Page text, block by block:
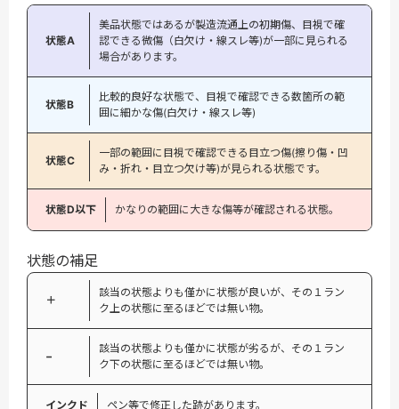
状態A
美品状態ではあるが製造流通上の初期傷、目視で確
認できる微傷（白欠け・線スレ等)が一部に見られる
場合があります。
状態B
比較的良好な状態で、目視で確認できる数箇所の範
囲に細かな傷(白欠け・線スレ等)
状態C
一部の範囲に目視で確認できる目立つ傷(擦り傷・凹
み・折れ・目立つ欠け等)が見られる状態です。
状態D以下 かなりの範囲に大きな傷等が確認される状態。
状態の補足
＋
該当の状態よりも僅かに状態が良いが、その１ラン
ク上の状態に至るほどでは無い物。
−
該当の状態よりも僅かに状態が劣るが、その１ラン
ク下の状態に至るほどでは無い物。
インクド ペン等で修正した跡があります。